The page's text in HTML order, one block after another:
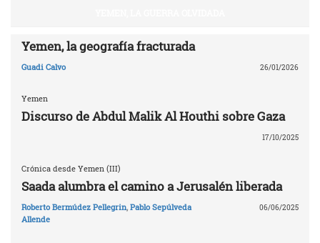
Yemen, la geografía fracturada
Guadi Calvo 26/01/2026
Yemen
Discurso de Abdul Malik Al Houthi sobre Gaza
17/10/2025
Crónica desde Yemen (III)
Saada alumbra el camino a Jerusalén liberada
Roberto Bermúdez Pellegrin, Pablo Sepúlveda
Allende
06/06/2025